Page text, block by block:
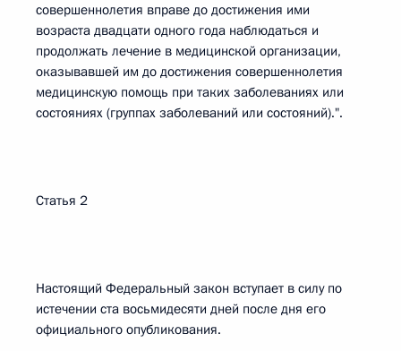
совершеннолетия вправе до достижения ими
возраста двадцати одного года наблюдаться и
продолжать лечение в медицинской организации,
оказывавшей им до достижения совершеннолетия
медицинскую помощь при таких заболеваниях или
состояниях (группах заболеваний или состояний).".
Статья 2
Настоящий Федеральный закон вступает в силу по
истечении ста восьмидесяти дней после дня его
официального опубликования.